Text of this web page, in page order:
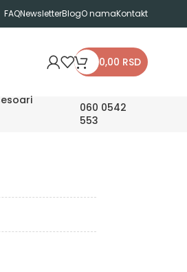
FAQNewsletterBlogO namaKontakt
0,00 RSD
060 0542
553